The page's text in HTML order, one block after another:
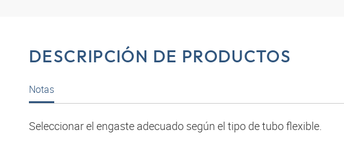
DESCRIPCIÓN DE PRODUCTOS
Notas
Seleccionar el engaste adecuado según el tipo de tubo flexible.